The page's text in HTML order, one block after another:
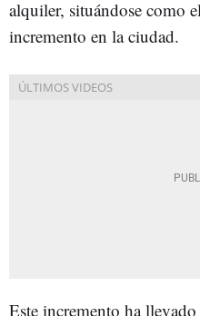
alquiler, situándose como
incremento en la ciudad.
Este incremento ha llevado